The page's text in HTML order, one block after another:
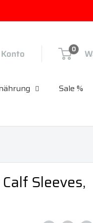
Konto 0
Sale %
Sleeves,